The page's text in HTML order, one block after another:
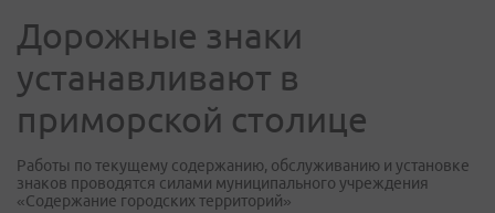
Дорожные знаки
устанавливают в
приморской столице
Работы по текущему содержанию, обслуживанию и установке
знаков проводятся силами муниципального учреждения
«Содержание городских территорий»